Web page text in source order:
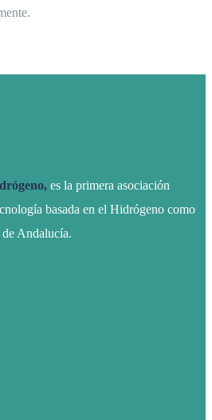
es la primera asociación
basada en el Hidrógeno como
Andalucía.